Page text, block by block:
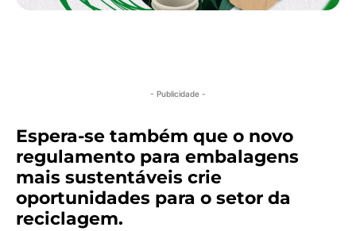
- Publicidade -
Espera-se também que o novo
regulamento para embalagens
mais sustentáveis crie
oportunidades para o setor da
reciclagem.